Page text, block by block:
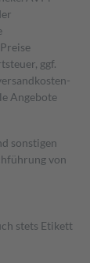
ggf.
Angebote
sonstigen
von
stets Etikett